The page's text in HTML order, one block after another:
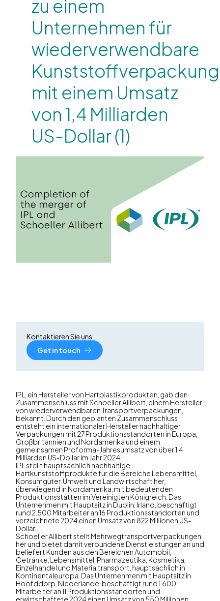
zu einem
Unternehmen für
wiederverwendbare
mit einem Umsatz
von 1,4 Milliarden
US-Dollar (1)
Kontaktieren Sie uns
Get in touch
IPL, ein Hersteller von Hartplastikprodukten, gab den
Zusammenschluss mit Schoeller Allibert, einem Hersteller
von wiederverwendbaren Transportverpackungen,
bekannt. Durch den geplanten Zusammenschluss
entsteht ein internationaler Hersteller nachhaltiger
Verpackungen mit 27 Produktionsstandorten in Europa,
Großbritannien und Nordamerika und einem
gemeinsamen Proforma-Jahresumsatz von über 1,4
Milliarden US-Dollar im Jahr 2024.
IPL stellt hauptsächlich nachhaltige
Hartkunststoffprodukte für die Bereiche Lebensmittel,
Konsumgüter, Umwelt und Landwirtschaft her,
überwiegend in Nordamerika, mit bedeutenden
Produktionsstätten im Vereinigten Königreich. Das
Unternehmen mit Hauptsitz in Dublin, Irland, beschäftigt
rund 2.500 Mitarbeiter an 16 Produktionsstandorten und
verzeichnete 2024 einen Umsatz von 822 Millionen US-
Dollar.
Schoeller Allibert stellt Mehrwegtransportverpackungen
her und bietet damit verbundene Dienstleistungen an und
beliefert Kunden aus den Bereichen Automobil,
Getränke, Lebensmittel, Pharmazeutika, Kosmetika,
Einzelhandel und Materialtransport, hauptsächlich in
Kontinentaleuropa. Das Unternehmen mit Hauptsitz in
Hoofddorp, Niederlande, beschäftigt rund 1.600
Mitarbeiter an 11 Produktionsstandorten und
erwirtschaftete 2024 einen Umsatz von 550 Millionen